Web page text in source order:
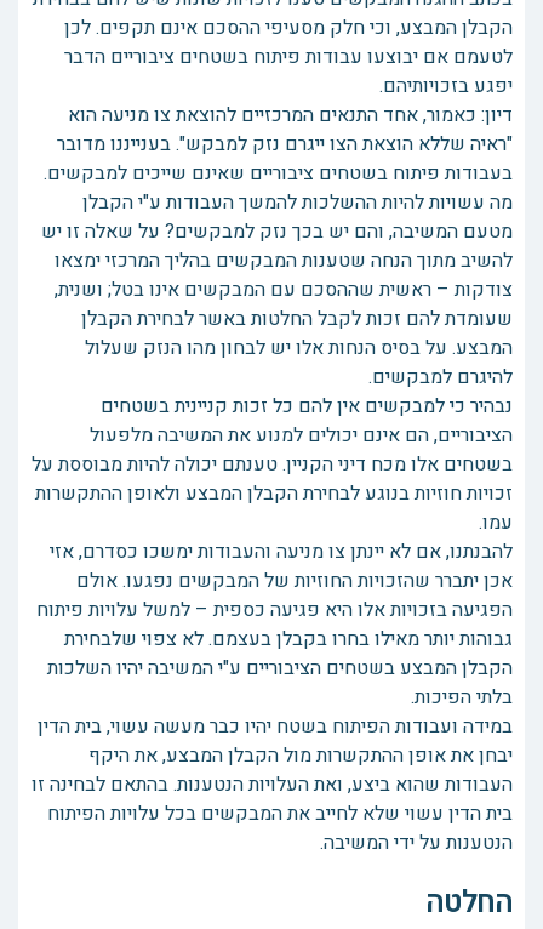
הקבלן המבצע, וכי חלק מסעיפי ההסכם אינם תקפים. לכן
לטעמם אם יבוצעו עבודות פיתוח בשטחים ציבוריים הדבר
יפגע בזכויותיהם.
דיון: כאמור, אחד התנאים המרכזיים להוצאת צו מניעה הוא
"ראיה שללא הוצאת הצו ייגרם נזק למבקש". בענייננו מדובר
בעבודות פיתוח בשטחים ציבוריים שאינם שייכים למבקשים.
מה עשויות להיות ההשלכות להמשך העבודות ע"י הקבלן
מטעם המשיבה, והם יש בכך נזק למבקשים? על שאלה זו יש
להשיב מתוך הנחה שטענות המבקשים בהליך המרכזי ימצאו
צודקות – ראשית שההסכם עם המבקשים אינו בטל; ושנית,
שעומדת להם זכות לקבל החלטות באשר לבחירת הקבלן
המבצע. על בסיס הנחות אלו יש לבחון מהו הנזק שעלול
להיגרם למבקשים.
נבהיר כי למבקשים אין להם כל זכות קניינית בשטחים
הציבוריים, הם אינם יכולים למנוע את המשיבה מלפעול
בשטחים אלו מכח דיני הקניין. טענתם יכולה להיות מבוססת על
זכויות חוזיות בנוגע לבחירת הקבלן המבצע ולאופן ההתקשרות
עמו.
להבנתנו, אם לא יינתן צו מניעה והעבודות ימשכו כסדרם, אזי
אכן יתברר שהזכויות החוזיות של המבקשים נפגעו. אולם
הפגיעה בזכויות אלו היא פגיעה כספית – למשל עלויות פיתוח
גבוהות יותר מאילו בחרו בקבלן בעצמם. לא צפוי שלבחירת
הקבלן המבצע בשטחים הציבוריים ע"י המשיבה יהיו השלכות
בלתי הפיכות.
במידה ועבודות הפיתוח בשטח יהיו כבר מעשה עשוי, בית הדין
יבחן את אופן ההתקשרות מול הקבלן המבצע, את היקף
העבודות שהוא ביצע, ואת העלויות הנטענות. בהתאם לבחינה זו
בית הדין עשוי שלא לחייב את המבקשים בכל עלויות הפיתוח
הנטענות על ידי המשיבה.
החלטה